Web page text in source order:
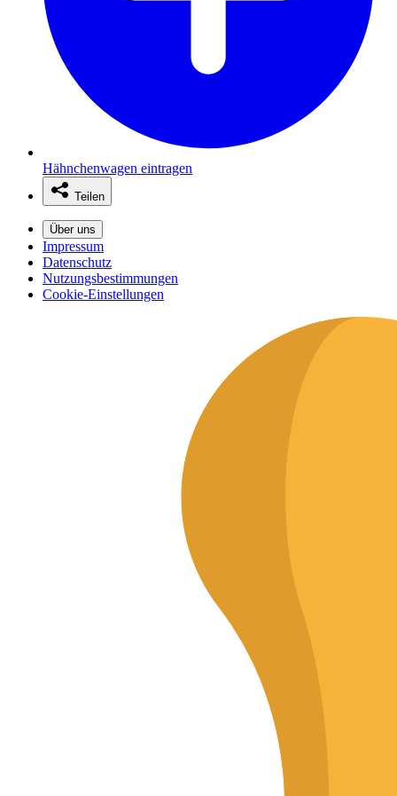
Hähnchenwagen eintragen
Teilen
Über uns
Impressum
Datenschutz
Nutzungsbestimmungen
Cookie-Einstellungen